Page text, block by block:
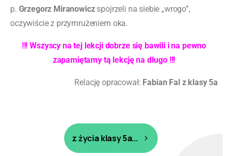
p. Grzegorz Miranowiczspojrzeli na siebie „wrogo”,
oczywiście z przymrużeniem oka.
!!! Wszyscy na tej lekcji dobrze się bawili i na pewno
zapamiętamy tą lekcję na długo !!!
Relację opracował: Fabian Fal z klasy 5a
z życia klasy 5a...